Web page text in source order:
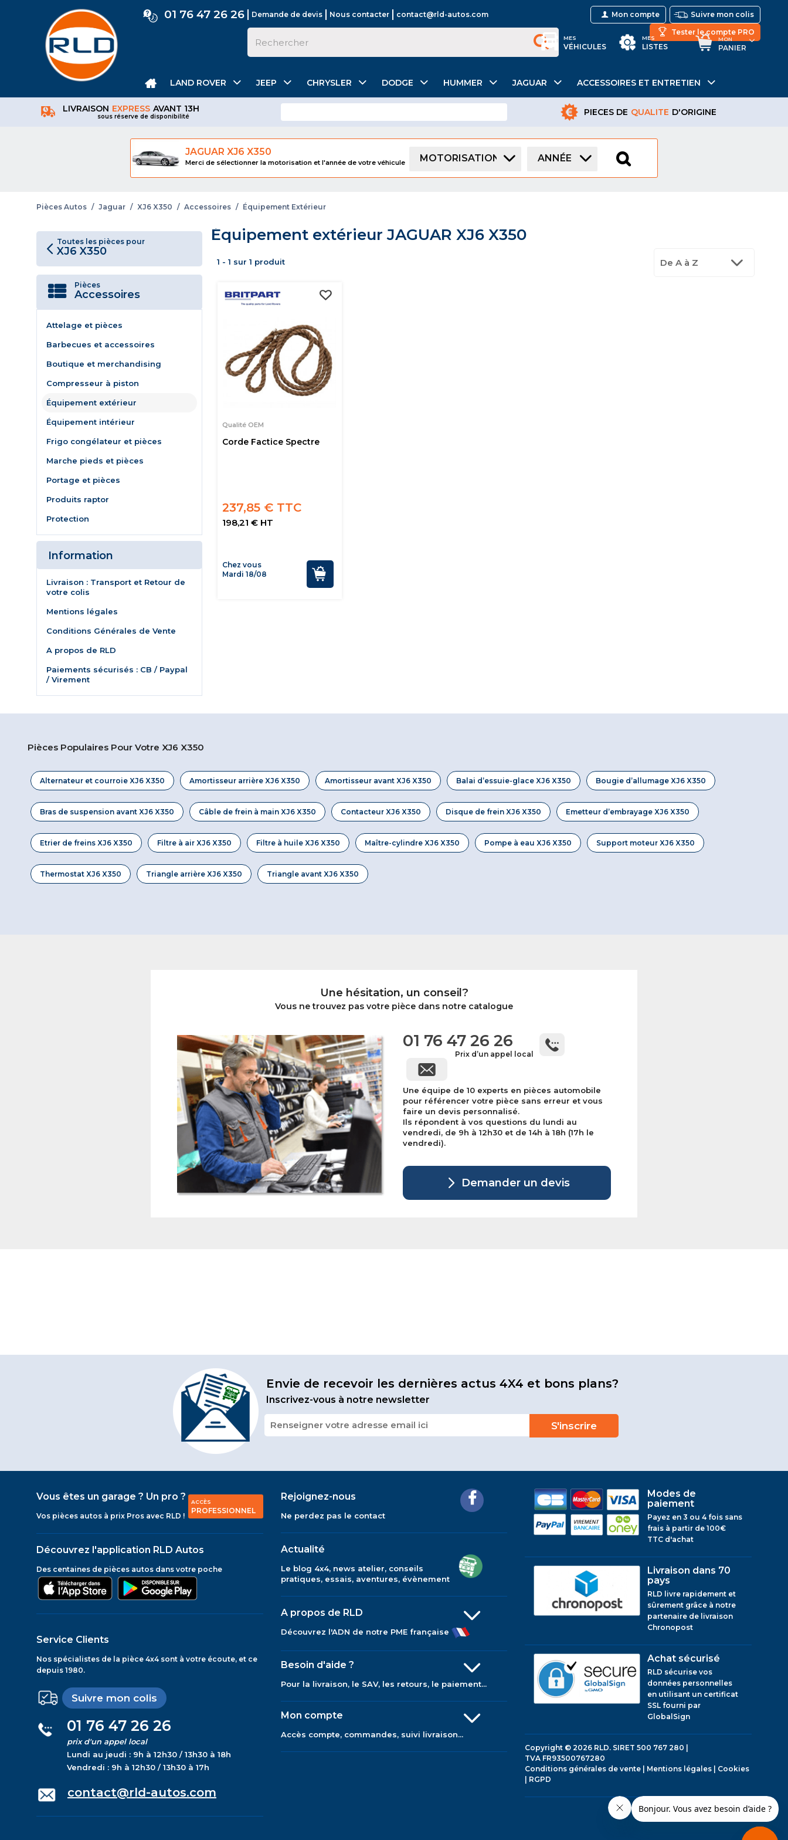
01 76 47 26 26 Demande de devis Nous contacter contact@rld-autos.com Suivre mon colis
Mon compte
Tester le compte PRO
MON
PANIER
MES
LISTES
MES
VÉHICULES
LAND ROVER JEEP CHRYSLER DODGE HUMMER JAGUAR ACCESSOIRES ET ENTRETIEN
LIVRAISON EXPRESS AVANT 13H
sous réserve de disponibilité PIECES DE QUALITE D'ORIGINE
JAGUAR XJ6 X350
Merci de sélectionner la motorisation et l'année de votre véhicule MOTORISATION ANNÉE
Pièces Autos / Jaguar / XJ6 X350 / Accessoires / Équipement Extérieur
Toutes les pièces pour
XJ6 X350
Pièces
Accessoires
Attelage et pièces
Barbecues et accessoires
Boutique et merchandising
Compresseur à piston
Équipement extérieur
Équipement intérieur
Frigo congélateur et pièces
Marche pieds et pièces
Portage et pièces
Produits raptor
Protection
Information
Livraison : Transport et Retour de
votre colis
Mentions légales
Conditions Générales de Vente
A propos de RLD
Paiements sécurisés : CB / Paypal
/ Virement
Équipement extérieur JAGUAR XJ6 X350
De A à Z
1 - 1 sur 1 produit
Qualité OEM
Corde Factice Spectre
237,85 € TTC
198,21 € HT
Chez vous
Mardi 18/08
Pièces Populaires Pour Votre XJ6 X350
Alternateur et courroie XJ6 X350 Amortisseur arrière XJ6 X350 Amortisseur avant XJ6 X350 Balai d’essuie-glace XJ6 X350 Bougie d’allumage XJ6 X350
Bras de suspension avant XJ6 X350 Câble de frein à main XJ6 X350 Contacteur XJ6 X350 Disque de frein XJ6 X350 Emetteur d’embrayage XJ6 X350
Etrier de freins XJ6 X350 Filtre à air XJ6 X350 Filtre à huile XJ6 X350 Maître-cylindre XJ6 X350 Pompe à eau XJ6 X350 Support moteur XJ6 X350
Thermostat XJ6 X350 Triangle arrière XJ6 X350 Triangle avant XJ6 X350
Une hésitation, un conseil?
Vous ne trouvez pas votre pièce dans notre catalogue
01 76 47 26 26
Prix d’un appel local
Une équipe de 10 experts en pièces automobile
pour référencer votre pièce sans erreur et vous
faire un devis personnalisé.
Ils répondent à vos questions du lundi au
vendredi, de 9h à 12h30 et de 14h à 18h (17h le
vendredi).
Demander un devis
Envie de recevoir les dernières actus 4X4 et bons plans?
Inscrivez-vous à notre newsletter
Vous êtes un garage ? Un pro ?
Vos pièces autos à prix Pros avec RLD !
ACCÈS
PROFESSIONNEL
Découvrez l'application RLD Autos
Des centaines de pièces autos dans votre poche
Service Clients
Nos spécialistes de la pièce 4x4 sont à votre écoute, et ce
depuis 1980.
Suivre mon colis
01 76 47 26 26
prix d'un appel local
Lundi au jeudi : 9h à 12h30 / 13h30 à 18h
Vendredi : 9h à 12h30 / 13h30 à 17h
contact@rld-autos.com
Rejoignez-nous
Ne perdez pas le contact
Actualité
Le blog 4x4, news atelier, conseils
pratiques, essais, aventures, évènement
A propos de RLD
Découvrez l'ADN de notre PME française
Besoin d'aide ?
Pour la livraison, le SAV, les retours, le paiement...
Mon compte
Accès compte, commandes, suivi livraison...
Modes de
paiement
Payez en 3 ou 4 fois sans
frais à partir de 100€
TTC d'achat
Livraison dans 70
pays
RLD livre rapidement et
sûrement grâce à notre
partenaire de livraison
Chronopost
Achat sécurisé
RLD sécurise vos
données personnelles
en utilisant un certificat
SSL fourni par
GlobalSign
Copyright © 2026 RLD. SIRET 500 767 280 |
TVA FR93500767280
Conditions générales de vente
Mentions légales
Cookies
RGPD